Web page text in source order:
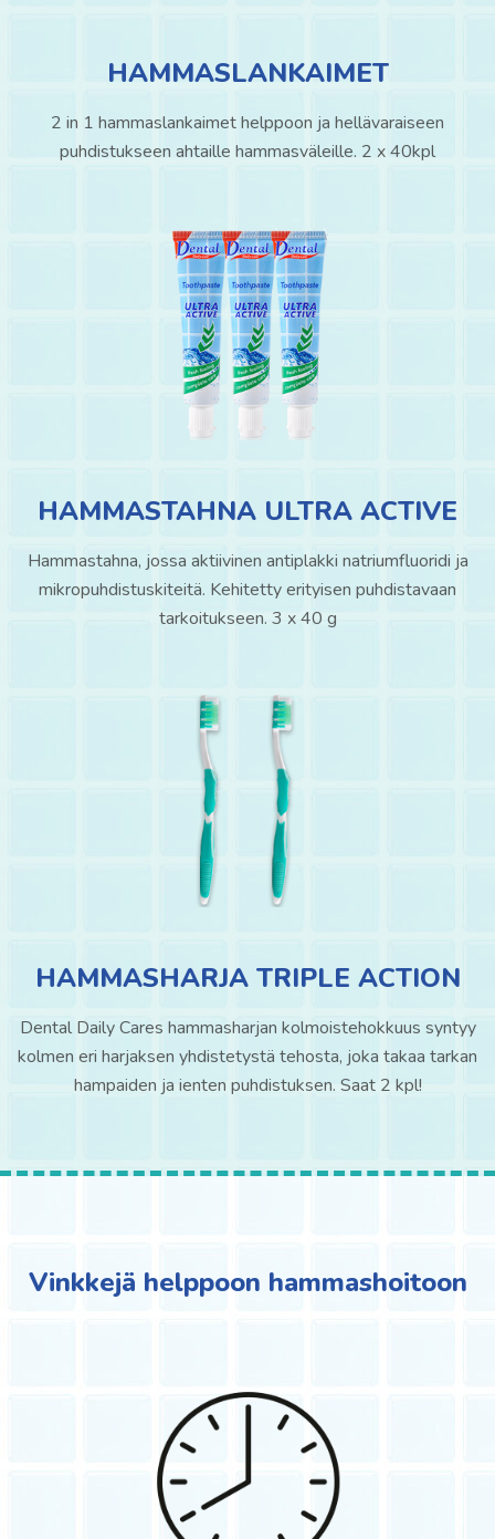
HAMMASLANKAIMET
2 in 1 hammaslankaimet helppoon ja hellävaraiseen
puhdistukseen ahtaille hammasväleille. 2 x 40kpl
HAMMASTAHNA ULTRA ACTIVE
Hammastahna, jossa aktiivinen antiplakki natriumfluoridi ja
mikropuhdistuskiteitä. Kehitetty erityisen puhdistavaan
tarkoitukseen. 3 x 40 g
HAMMASHARJA TRIPLE ACTION
Dental Daily Cares hammasharjan kolmoistehokkuus syntyy
kolmen eri harjaksen yhdistetystä tehosta, joka takaa tarkan
hampaiden ja ienten puhdistuksen. Saat 2 kpl!
Vinkkejä helppoon hammashoitoon